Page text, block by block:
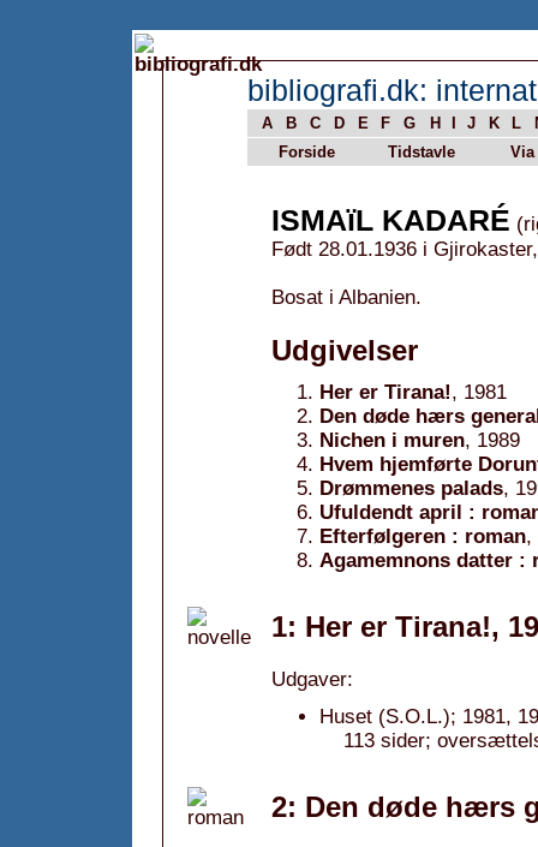
bibliografi.dk:
A B C D E F G H J K L
Forside
Tidstavle Via
ISMAïL KADARÉ
Født 28.01.1936 i
Bosat i Albanien.
Udgivelser
Her er Tirana!, 1981
Den døde hærs
Nichen i muren, 1989
Hvem hjemførte
Drømmenes palads,
Ufuldendt april :
Efterfølgeren : roman,
Agamemnons datter :
1: Her er Tirana!,
Udgaver:
Huset (S.O.L.); 1981,
113 sider;
2: Den døde hærs